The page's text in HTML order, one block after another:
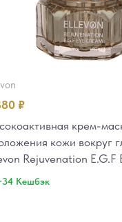
₽
крем-
кожи вокруг
Rejuvenation E.G.F
Кешбэк